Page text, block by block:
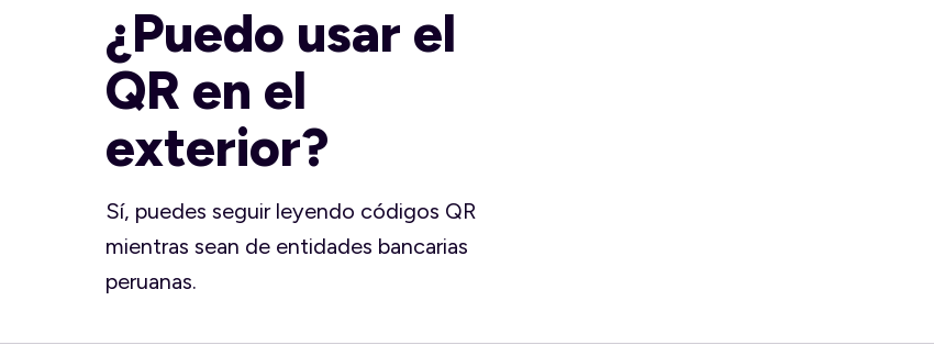
¿Puedo usar el
QR en el
exterior?
Sí, puedes seguir leyendo códigos QR
mientras sean de entidades bancarias
peruanas.